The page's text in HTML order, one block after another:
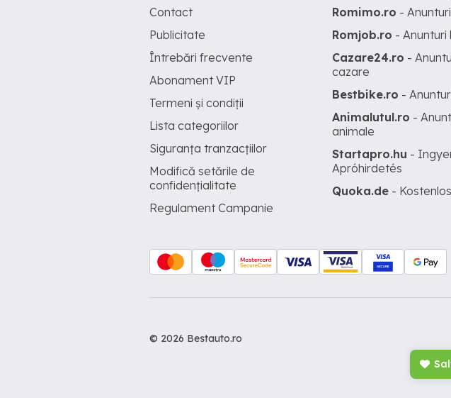
Contact
Publicitate
Întrebări frecvente
Abonament VIP
Termeni și condiții
Lista categoriilor
Siguranța tranzacțiilor
Modifică setările de
confidențialitate
Regulament Campanie
Romimo.ro -
Romjob.ro - Anunturi
Cazare24.ro -
cazare
Bestbike.ro -
Animalutul.ro -
animale
Startapro.hu -
Apróhirdetés
Quoka.de -
© 2026 Bestauto.ro